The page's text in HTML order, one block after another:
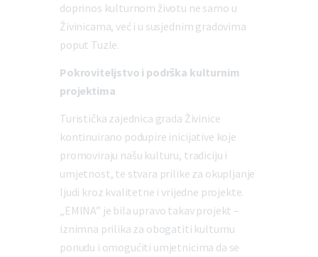
doprinos kulturnom životu ne samo u
Živinicama, već i u susjednim gradovima
poput Tuzle.
Pokroviteljstvo i podrška kulturnim
projektima
Turistička zajednica grada Živinice
kontinuirano podupire inicijative koje
promoviraju našu kulturu, tradiciju i
umjetnost, te stvara prilike za okupljanje
ljudi kroz kvalitetne i vrijedne projekte.
„EMINA” je bila upravo takav projekt –
iznimna prilika za obogatiti kulturnu
ponudu i omogućiti umjetnicima da se